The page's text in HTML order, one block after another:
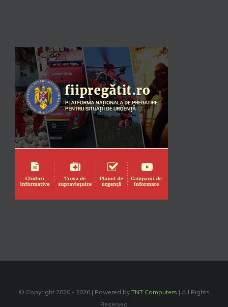
© Copyright 2020 - 2026 | Powered by TNT Computers | All Rights
Reserved